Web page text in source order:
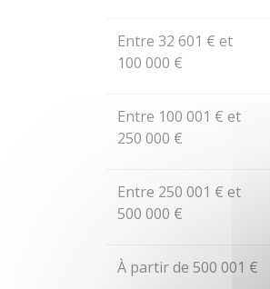
Entre 32 601 € et
100 000 €
Entre 100 001 € et
250 000 €
Entre 250 001 € et
500 000 €
À partir de 500 001 €